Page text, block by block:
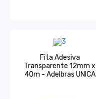
Fita Adesiva
Transparente 12mm x
40m - Adelbras UNICA